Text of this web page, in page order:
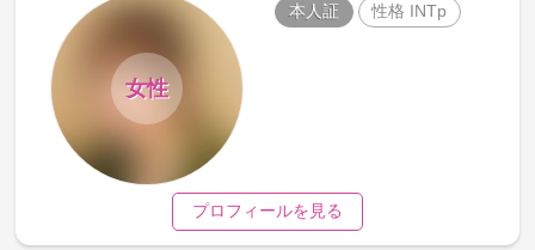
女性
本人証 性格 INTp
プロフィールを見る